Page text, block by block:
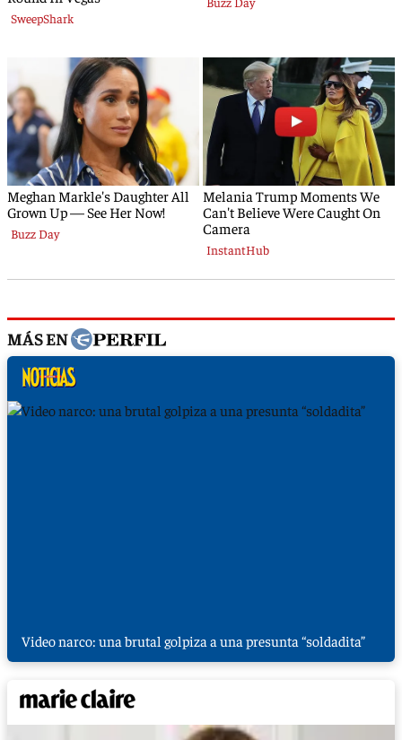
MÁS EN
Video narco: una brutal golpiza a una presunta “soldadita”